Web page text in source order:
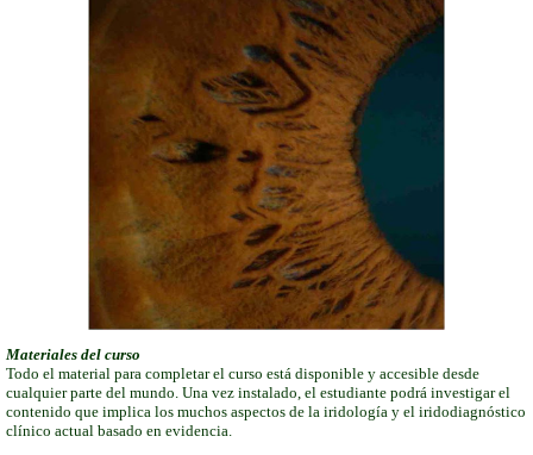
Materiales del curso
Todo el material para completar el curso está disponible y accesible desde
cualquier parte del mundo. Una vez instalado, el estudiante podrá investigar el
contenido que implica los muchos aspectos de la iridología y el iridodiagnóstico
clínico actual basado en evidencia.